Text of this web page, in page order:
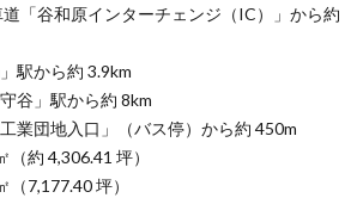
「谷和原インターチェンジ（IC）」から約
駅から約 3.9km
谷」駅から約 8km
業団地入口」（バス停）から約 450m
約 4,306.41 坪）
7,177.40 坪）